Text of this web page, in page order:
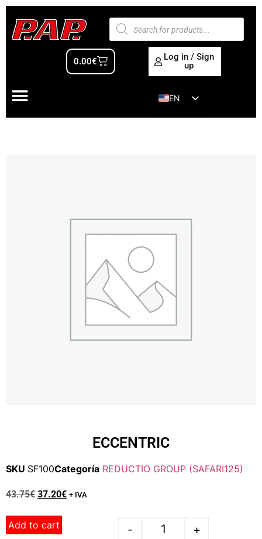
0.00€
Log in / Sign
up
EN
ES
ECCENTRIC
SKU SF100Categoría REDUCTIO GROUP (SAFARI125)
43.75€ 37.20€ + IVA
- +
Add to cart